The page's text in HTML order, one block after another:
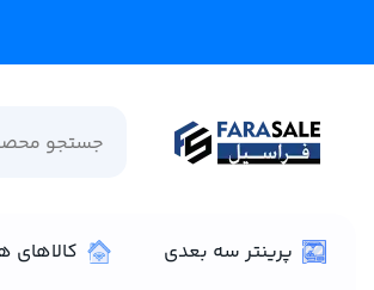
پرینتر سه بعدی کالاهای